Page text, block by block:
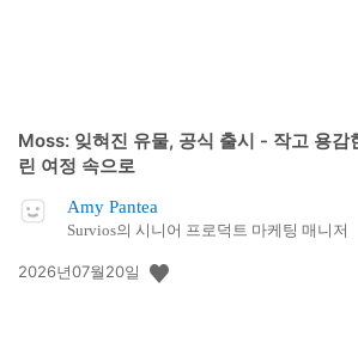
Moss: 잊혀진 유물, 공식 출시 - 작고 용감
린 여정 속으로
Amy Pantea
Survios의 시니어 프로덕트 마케팅 매니저
공
2026년07월20일